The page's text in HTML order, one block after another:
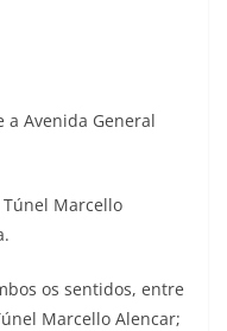
Avenida General
Marcello
os sentidos, entre
Marcello Alencar;